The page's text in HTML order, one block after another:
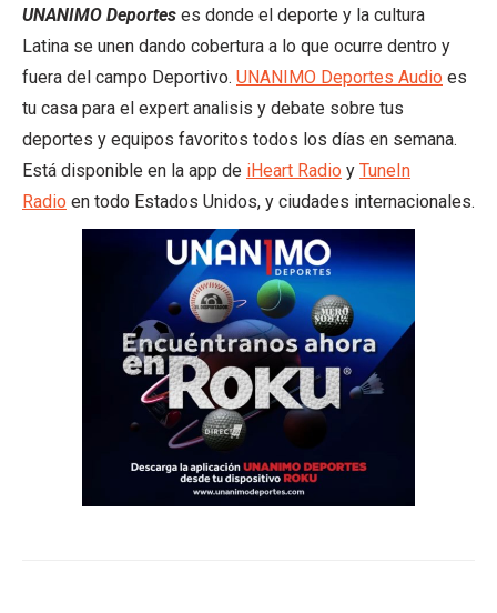
UNANIMO Deportes es donde el deporte y la cultura
Latina se unen dando cobertura a lo que ocurre dentro y
fuera del campo Deportivo. UNANIMO Deportes Audio es
tu casa para el expert analisis y debate sobre tus
deportes y equipos favoritos todos los días en semana.
Está disponible en la app de iHeart Radio y TuneIn
Radio en todo Estados Unidos, y ciudades internacionales.